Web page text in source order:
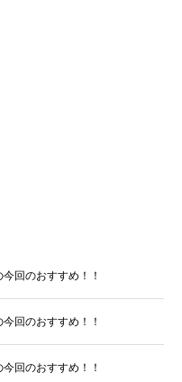
回のおすすめ！！
回のおすすめ！！
回のおすすめ！！